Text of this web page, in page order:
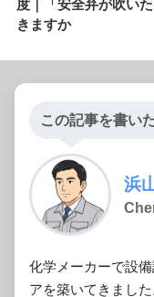
度｜「安全弁が吹い
きますか
この記事を書い
浜
化学メーカーで設
アを築いてきまし